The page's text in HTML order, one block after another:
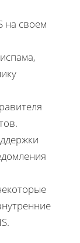
на своем